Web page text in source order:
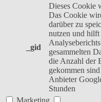
_gid
Dieses Cookie
Das Cookie
darüber zu
nutzen und hilft
gesammelten
die Anzahl der
gekommen
Anbieter
Stunden